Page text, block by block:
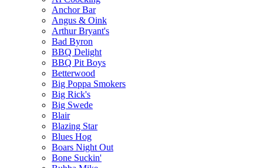
Anchor Bar
Angus & Oink
Arthur Bryant's
Bad Byron
BBQ Delight
BBQ Pit Boys
Betterwood
Big Poppa Smokers
Big Rick's
Big Swede
Blair
Blazing Star
Blues Hog
Boars Night Out
Bone Suckin'